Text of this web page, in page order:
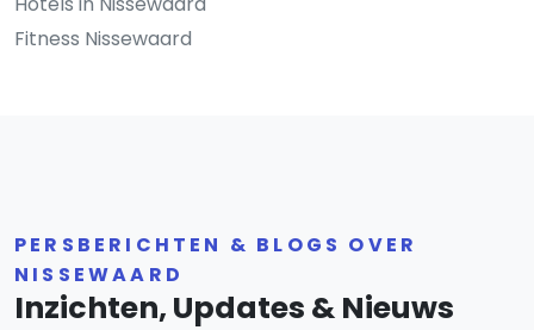
Fitness Nissewaard
PERSBERICHTEN & BLOGS OVER
NISSEWAARD
Inzichten, Updates & Nieuws